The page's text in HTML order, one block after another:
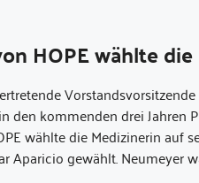
HOPE wählte
den kommenden drei Jahren
wählte die Medizinerin auf
Aparicio gewählt. Neumeyer